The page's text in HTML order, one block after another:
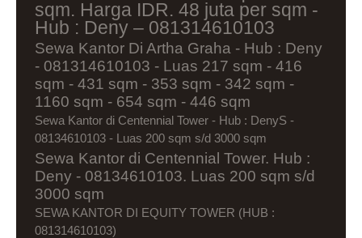
sqm. Harga IDR. 48 juta per sqm -
Hub : Deny – 081314610103
Sewa Kantor Di Artha Graha - Hub : Deny
- 081314610103 - Luas 217 sqm - 416
sqm - 431 sqm - 353 sqm - 342 sqm -
1160 sqm - 654 sqm - 446 sqm
Sewa Kantor di Centennial Tower - Hub : DenyS -
08134610103 - Luas 200 sqm s/d 3000 sqm
Sewa Kantor di Centennial Tower. Hub :
Deny - 08134610103. Luas 200 sqm s/d
3000 sqm
SEWA KANTOR DI EQUITY TOWER (HUB :
081314610103)